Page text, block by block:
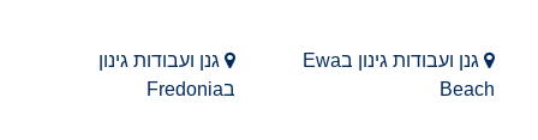
גנן ועבודות גינון בEwa
Beach
גנן ועבודות גינון
בFredonia